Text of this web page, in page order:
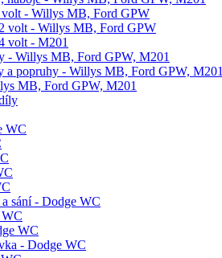
volt - Willys MB, Ford GPW
volt - Willys MB, Ford GPW
volt - M201
- Willys MB, Ford GPW, M201
a popruhy - Willys MB, Ford GPW, M201
MB, Ford GPW, M201
WC
sání - Dodge WC
WC
- Dodge WC